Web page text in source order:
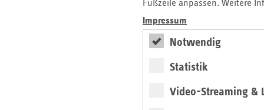
Fußzeile anpassen. Weitere
Impressum
Notwendig
Statistik
Video-Streaming &
Informationen
Der vdek
Karriere
Die GKV